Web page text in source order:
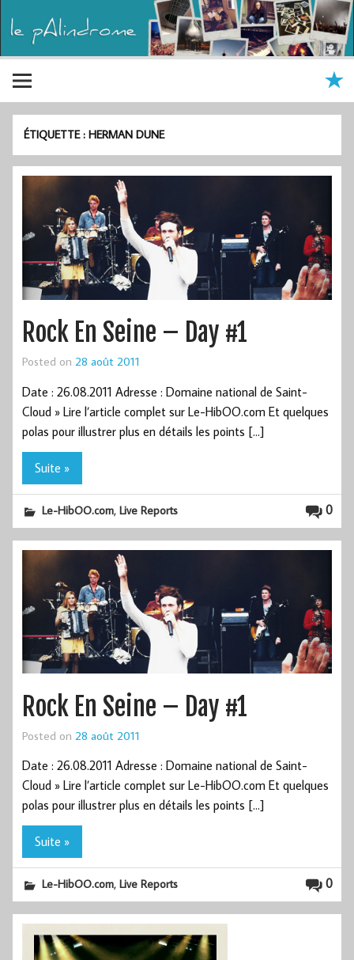
ÉTIQUETTE :HERMAN DUNE
Rock En Seine – Day #1
Posted on 28 août 2011
Date : 26.08.2011 Adresse : Domaine national de Saint-
Cloud » Lire l’article complet sur Le-HibOO.com Et quelques
polas pour illustrer plus en détails les points […]
Suite »
0
Le-HibOO.com,Live Reports
Rock En Seine – Day #1
Posted on 28 août 2011
Date : 26.08.2011 Adresse : Domaine national de Saint-
Cloud » Lire l’article complet sur Le-HibOO.com Et quelques
polas pour illustrer plus en détails les points […]
Suite »
0
Le-HibOO.com,Live Reports